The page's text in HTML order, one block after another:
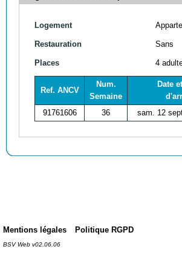
Logement
Restauration Sans
Places 4
Ref. ANCV
Num.
Semaine
Date
91761606 36 sam. 12
Mentions légales Politique RGPD
BSV Web v02.06.06